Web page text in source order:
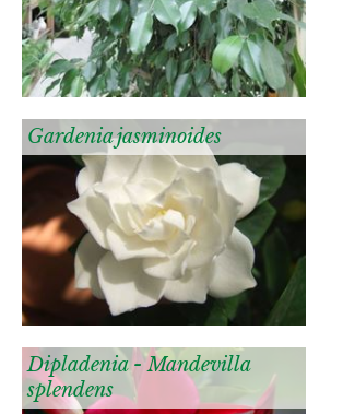
Gardenia jasminoides
Dipladenia - Mandevilla
splendens